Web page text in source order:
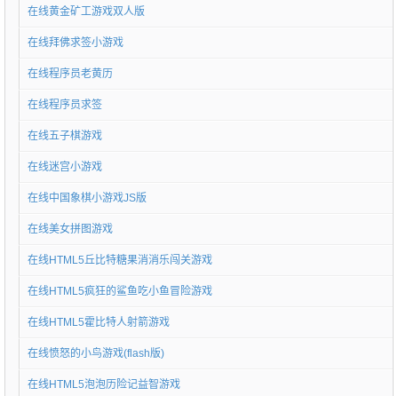
在线黄金矿工游戏双人版
在线拜佛求签小游戏
在线程序员老黄历
在线程序员求签
在线五子棋游戏
在线迷宫小游戏
在线中国象棋小游戏JS版
在线美女拼图游戏
在线HTML5丘比特糖果消消乐闯关游戏
在线HTML5疯狂的鲨鱼吃小鱼冒险游戏
在线HTML5霍比特人射箭游戏
在线愤怒的小鸟游戏(flash版)
在线HTML5泡泡历险记益智游戏